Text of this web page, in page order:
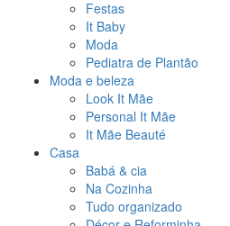
Festas
It Baby
Moda
Pediatra de Plantão
Moda e beleza
Look It Mãe
Personal It Mãe
It Mãe Beauté
Casa
Babá & cia
Na Cozinha
Tudo organizado